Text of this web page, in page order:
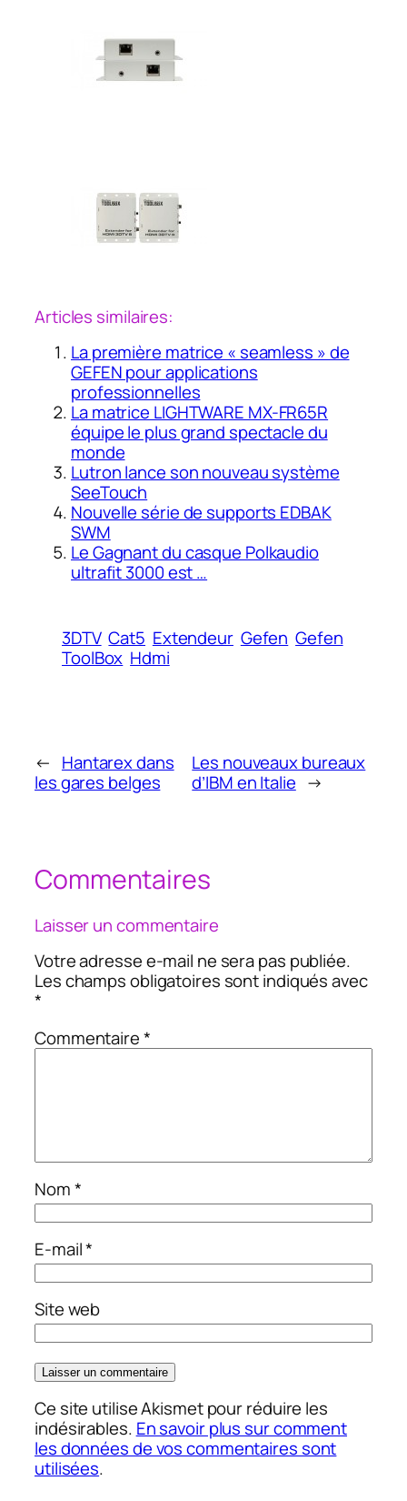
Articles similaires:
La première matrice « seamless » de
GEFEN pour applications
professionnelles
La matrice LIGHTWARE MX-FR65R
équipe le plus grand spectacle du
monde
Lutron lance son nouveau système
SeeTouch
Nouvelle série de supports EDBAK
SWM
Le Gagnant du casque Polkaudio
ultrafit 3000 est …
3DTV Cat5 Extendeur Gefen Gefen
ToolBox Hdmi
← Hantarex dans
les gares belges
Les nouveaux bureaux
d’IBM en Italie →
Commentaires
Laisser un commentaire
Votre adresse e-mail ne sera pas publiée.
Les champs obligatoires sont indiqués avec
*
Commentaire*
Nom*
E-mail*
Site web
Ce site utilise Akismet pour réduire les
indésirables. En savoir plus sur comment
les données de vos commentaires sont
utilisées.